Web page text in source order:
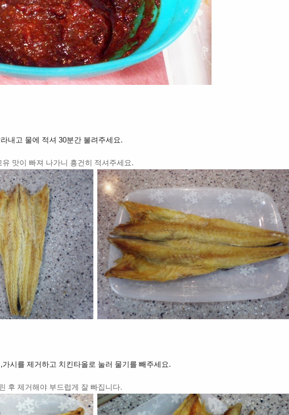
내고 물에 적셔 30분간 불려주세요.
맛이 빠져 나가니 흥건히 적셔주세요.
시를 제거하고 치킨타올로 눌러 물기를 빼주세요.
후 제거해야 부드럽게 잘 빠집니다.